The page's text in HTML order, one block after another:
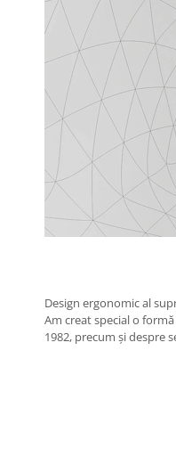
Design ergonomic al
Am creat special o
1982, precum și despre